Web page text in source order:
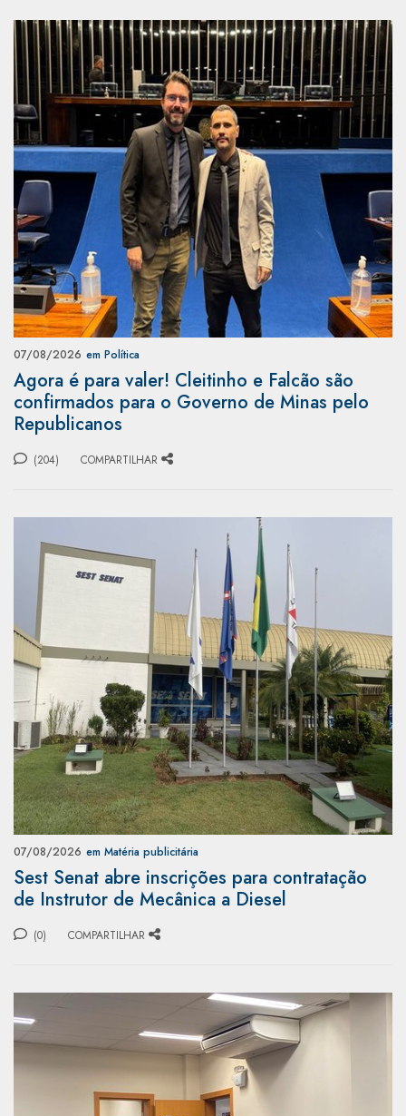
07/08/2026 em Política
Agora é para valer! Cleitinho e Falcão são
confirmados para o Governo de Minas pelo
Republicanos
(204) COMPARTILHAR
07/08/2026 em Matéria publicitária
Sest Senat abre inscrições para contratação
de Instrutor de Mecânica a Diesel
(0) COMPARTILHAR